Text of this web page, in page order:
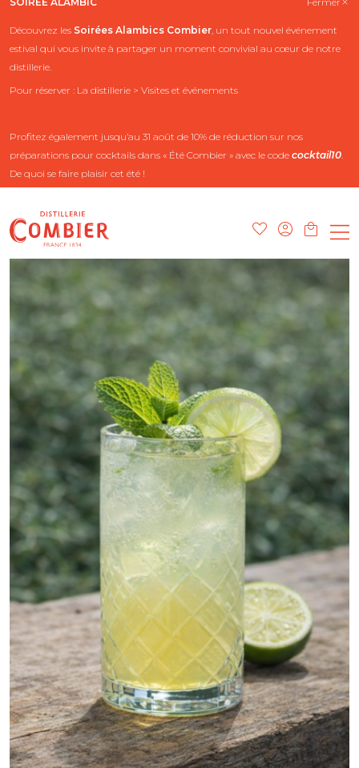
Découvrez les Soirées Alambics Combier, un tout nouvel événement
estival qui vous invite à partager un moment convivial au cœur de notre
distillerie.
Pour réserver : La distillerie > Visites et événements
Profitez également jusqu’au 31 août de 10% de réduction sur nos
préparations pour cocktails dans « Été Combier » avec le code cocktail10.
De quoi se faire plaisir cet été !